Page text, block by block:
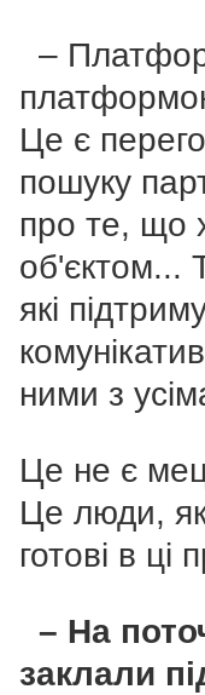
–
Це є
пошуку
про те, що
об'єктом...
які
ними з
Це не є
Це люди,
готові в ці
– На
заклали